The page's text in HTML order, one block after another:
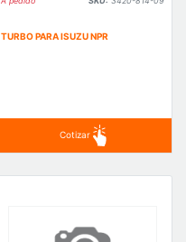
TURBO PARA ISUZU NPR
Cotizar